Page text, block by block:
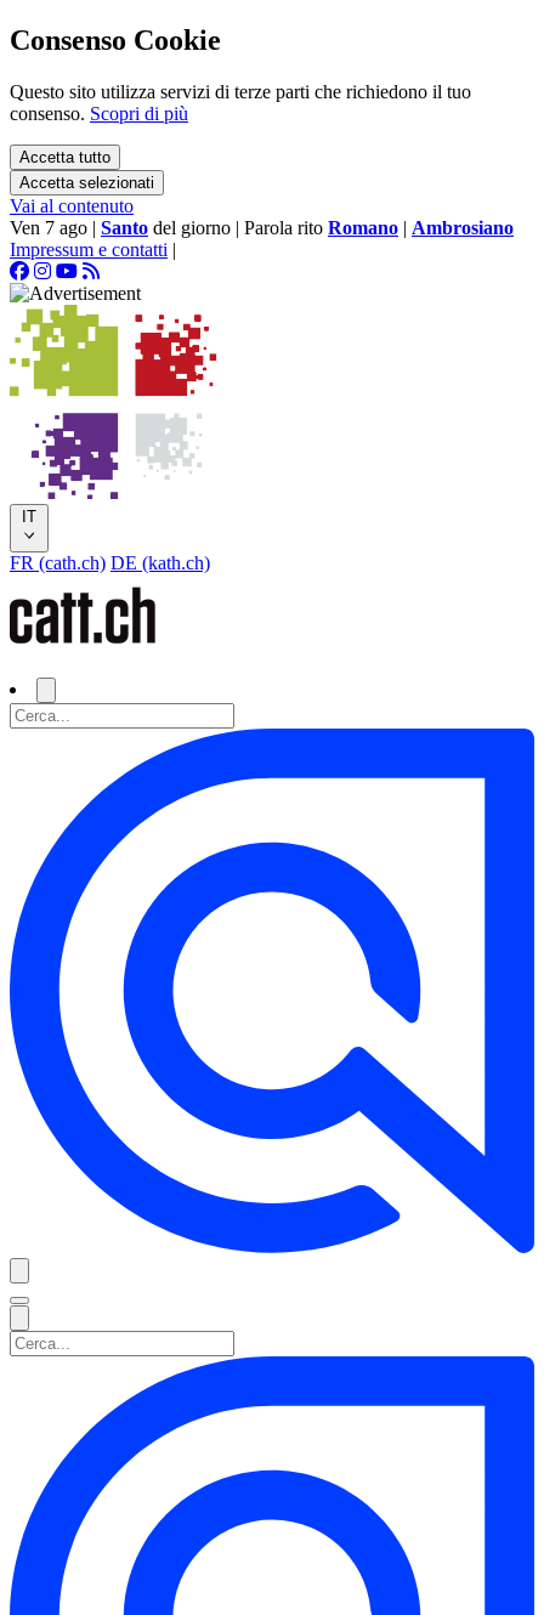
Consenso Cookie
Questo sito utilizza servizi di terze parti che richiedono il tuo
consenso. Scopri di più
Accetta tutto
Accetta selezionati
Vai al contenuto
Ven 7 ago | Santo del giorno | Parola rito Romano | Ambrosiano
Impressum e contatti |
IT
FR (cath.ch) DE (kath.ch)